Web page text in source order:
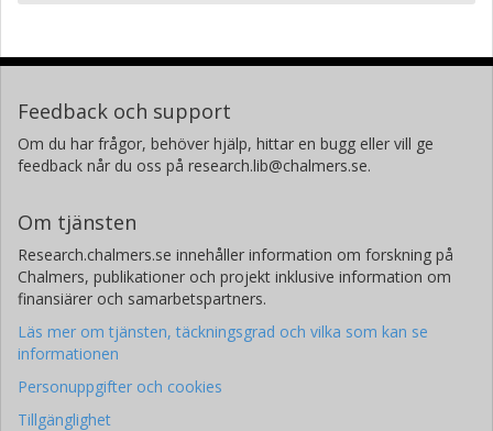
Feedback och support
Om du har frågor, behöver hjälp, hittar en bugg eller vill ge
feedback når du oss på research.lib@chalmers.se.
Om tjänsten
Research.chalmers.se innehåller information om forskning på
Chalmers, publikationer och projekt inklusive information om
finansiärer och samarbetspartners.
Läs mer om tjänsten, täckningsgrad och vilka som kan se
informationen
Personuppgifter och cookies
Tillgänglighet